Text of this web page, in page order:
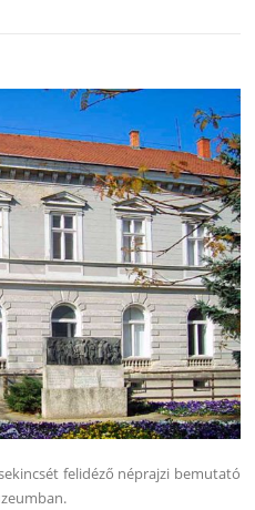
felidéző néprajzi bemutató